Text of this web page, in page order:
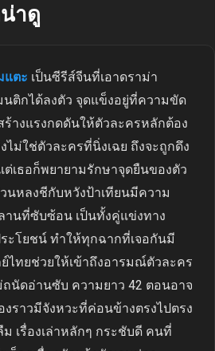
าดู
แตะ เป็นซีรีส์จีนที่เอาดราม่า
ติกได้ลงตัว จุดแข็งอยู่ที่ความขัด
ร้างแรงกดดันให้ตัวละครหลักต้อง
ม่ใช่ตัวละครที่นิ่งเฉย ถึงจะถูกดึง
เธอก็พยายามรักษาจุดยืนของตัว
นหลงชีกับหวังป้าเทียนมีความ
นที่ซับซ้อน เป็นทั้งคู่แข่งทาง
ะโยชน์ ทำให้ทุกฉากที่เจอกันมี
ไทยช่วยให้เข้าถึงอารมณ์ตัวละคร
นัดอ่านซับ ความยาว 42 ตอนอาจ
งราวมีจังหวะที่ค่อนข้างตรงไปตรง
เรื่องเล่าหลักๆ กระชับดี คนที่